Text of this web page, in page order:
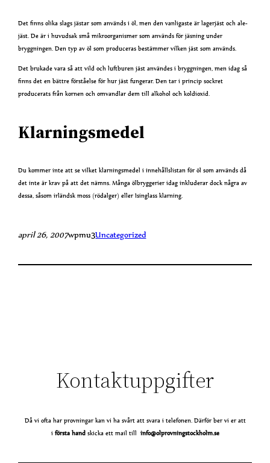
Det finns olika slags jästar som används i öl, men den vanligaste är lagerjäst och ale-
jäst. De är i huvudsak små mikroorganismer som används för jäsning under
bryggningen. Den typ av öl som produceras bestämmer vilken jäst som används.
Det brukade vara så att vild och luftburen jäst användes i bryggningen, men idag så
finns det en bättre förståelse för hur jäst fungerar. Den tar i princip sockret
producerats från kornen och omvandlar dem till alkohol och koldioxid.
Klarningsmedel
Du kommer inte att se vilket klarningsmedel i innehållslistan för öl som används då
det inte är krav på att det nämns. Många ölbryggerier idag inkluderar dock några av
dessa, såsom irländsk moss (rödalger) eller Isinglass klarning.
april 26, 2007wpmu3Uncategorized
Kontaktuppgifter
Då vi ofta har provningar kan vi ha svårt att svara i telefonen. Därför ber vi er att
i första handskicka ett mail till info@olprovningstockholm.se